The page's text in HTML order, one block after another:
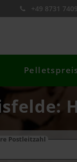
+49 8731
Postleitzahl